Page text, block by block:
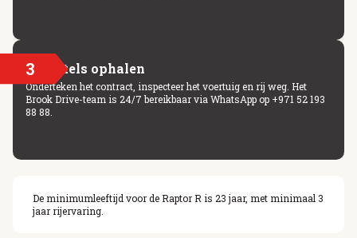
3 Sleutels ophalen
Onderteken het contract, inspecteer het voertuig en rij weg. Het
Brook Drive-team is 24/7 bereikbaar via WhatsApp op +971 52 193
88 88.
De minimumleeftijd voor de Raptor R is 23 jaar, met minimaal 3
jaar rijervaring.